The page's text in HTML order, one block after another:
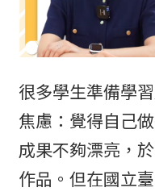
很多學生準備學
焦慮：覺得自己
成果不夠漂亮，
作品。但在國立